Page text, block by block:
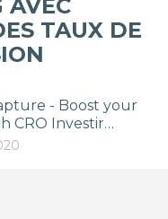
AVEC
TAUX DE
- Boost your
CRO Investir…